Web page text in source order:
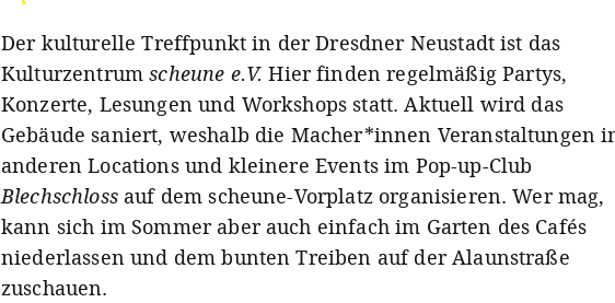
Der kulturelle Treffpunkt in der Dresdner Neustadt ist das
Kulturzentrum scheune e.V.Hier finden regelmäßig Partys,
Konzerte, Lesungen und Workshops statt. Aktuell wird das
Gebäude saniert, weshalb die Macher*innen Veranstaltungen
anderen Locations und kleinere Events im Pop-up-Club
Blechschlossauf dem scheune-Vorplatz organisieren. Wer mag,
kann sich im Sommer aber auch einfach im Garten des Cafés
niederlassen und dem bunten Treiben auf der Alaunstraße
zuschauen.